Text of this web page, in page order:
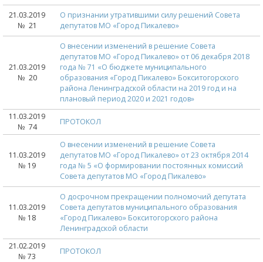
21.03.2019
№ 21
О признании утратившими силу решений Совета
депутатов МО «Город Пикалево»
21.03.2019
№ 20
О внесении изменений в решение Совета
депутатов МО «Город Пикалево» от 06 декабря 2018
года № 71 «О бюджете муниципального
образования «Город Пикалево» Бокситогорского
района Ленинградской области на 2019 год и на
плановый период 2020 и 2021 годов»
11.03.2019
№ 74
ПРОТОКОЛ
11.03.2019
№ 19
О внесении изменений в решение Совета
депутатов МО «Город Пикалево» от 23 октября 2014
года № 5 «О формировании постоянных комиссий
Совета депутатов МО «Город Пикалево»
11.03.2019
№ 18
О досрочном прекращении полномочий депутата
Совета депутатов муниципального образования
«Город Пикалево» Бокситогорского района
Ленинградской области
21.02.2019
№ 73
ПРОТОКОЛ